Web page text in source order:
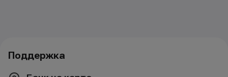
Поддержка